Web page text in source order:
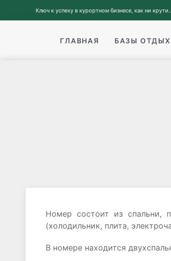
Ключ к успеху в курортном бизнесе, как ни
ГЛАВНАЯ БАЗЫ
Номер состоит из спальни,
(холодильник, плита,
В номере находится